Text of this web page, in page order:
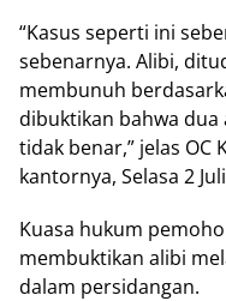
“Kasus seperti ini
sebenarnya. Alibi,
membunuh
dibuktikan bahwa
tidak benar,” jelas OC
kantornya, Selasa 2
Kuasa hukum
membuktikan alibi
dalam persidangan.